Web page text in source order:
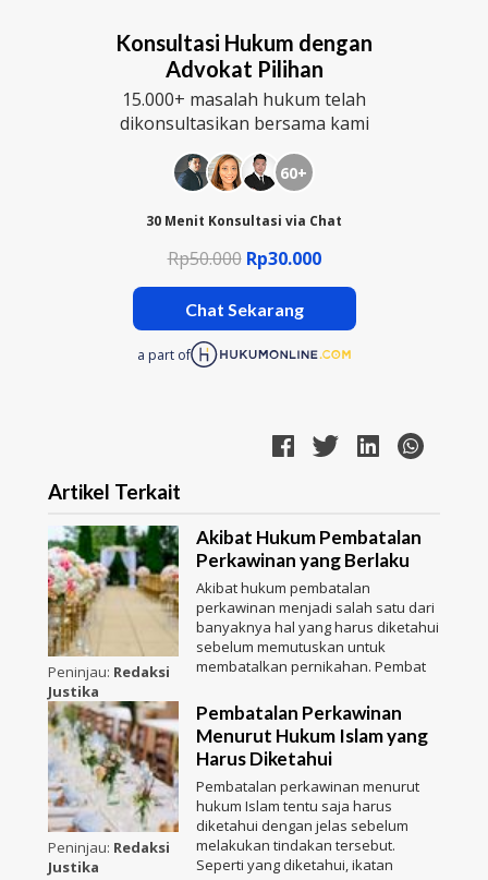
Konsultasi Hukum dengan
Advokat Pilihan
15.000+ masalah hukum telah
dikonsultasikan bersama kami
60+
30 Menit Konsultasi via Chat
Rp50.000 Rp30.000
Chat Sekarang
a part of
Artikel Terkait
Peninjau: Redaksi
Justika
Akibat Hukum Pembatalan
Perkawinan yang Berlaku
Akibat hukum pembatalan
perkawinan menjadi salah satu dari
banyaknya hal yang harus diketahui
sebelum memutuskan untuk
membatalkan pernikahan. Pembat
Peninjau: Redaksi
Justika
Pembatalan Perkawinan
Menurut Hukum Islam yang
Harus Diketahui
Pembatalan perkawinan menurut
hukum Islam tentu saja harus
diketahui dengan jelas sebelum
melakukan tindakan tersebut.
Seperti yang diketahui, ikatan